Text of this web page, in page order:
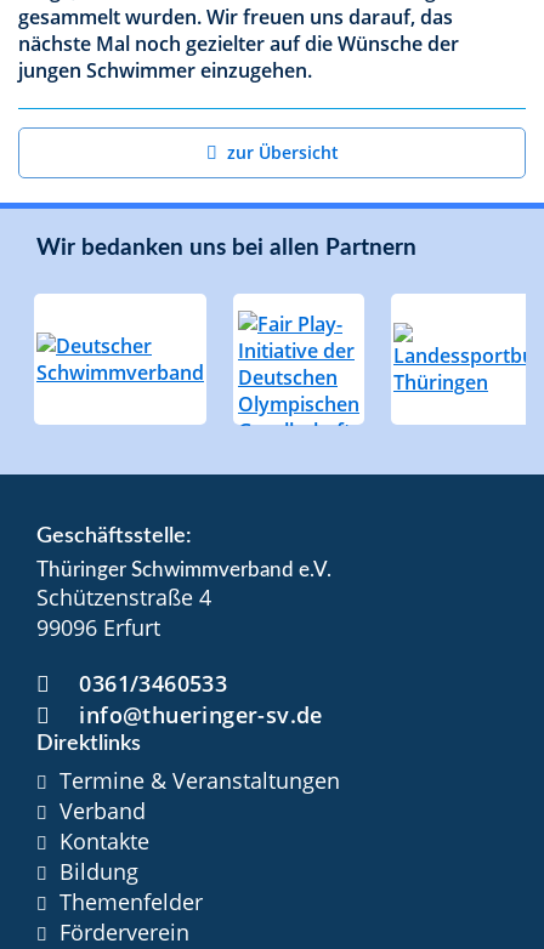
gesammelt wurden. Wir freuen uns darauf, das
nächste Mal noch gezielter auf die Wünsche der
jungen Schwimmer einzugehen.
zur Übersicht
Wir bedanken uns bei allen Partnern
Geschäftsstelle:
Thüringer Schwimmverband e.V.
Schützenstraße 4
99096 Erfurt
0361/3460533
info@thueringer-sv.de
Direktlinks
Termine & Veranstaltungen
Verband
Kontakte
Bildung
Themenfelder
Förderverein